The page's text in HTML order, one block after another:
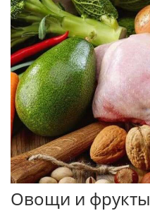
Овощи и фрукты